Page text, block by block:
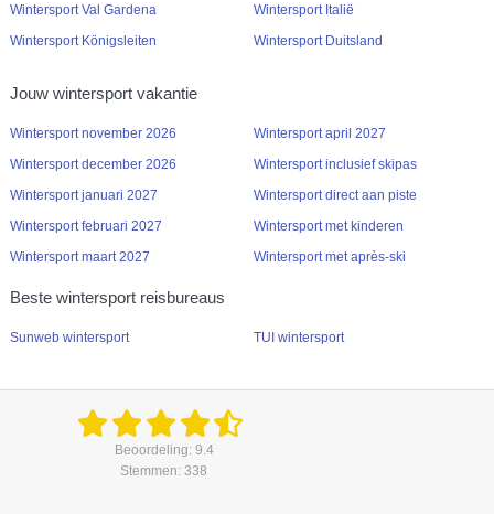
Wintersport Val Gardena
Wintersport Königsleiten
Wintersport Italië
Wintersport Duitsland
Jouw wintersport vakantie
Wintersport november 2026
Wintersport december 2026
Wintersport januari 2027
Wintersport februari 2027
Wintersport maart 2027
Wintersport april 2027
Wintersport inclusief skipas
Wintersport direct aan piste
Wintersport met kinderen
Wintersport met après-ski
Beste wintersport reisbureaus
Sunweb wintersport TUI wintersport
Beoordeling: 9.4
Stemmen: 338